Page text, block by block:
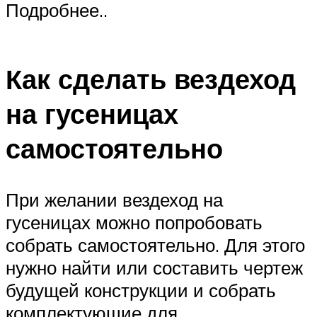
Подробнее..
Как сделать вездеход
на гусеницах
самостоятельно
При желании вездеход на
гусеницах можно попробовать
собрать самостоятельно. Для этого
нужно найти или составить чертеж
будущей конструкции и собрать